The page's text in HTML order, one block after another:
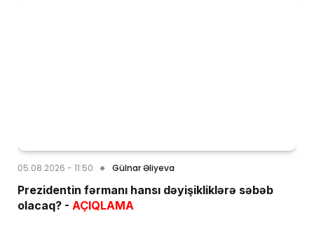
05.08.2026 - 11:50 Gülnar Əliyeva
Prezidentin fərmanı hansı dəyişikliklərə səbəb
olacaq? - AÇIQLAMA